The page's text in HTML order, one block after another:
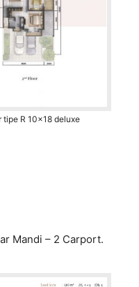
tipe R 10x18 deluxe
Mandi – 2 Carport.